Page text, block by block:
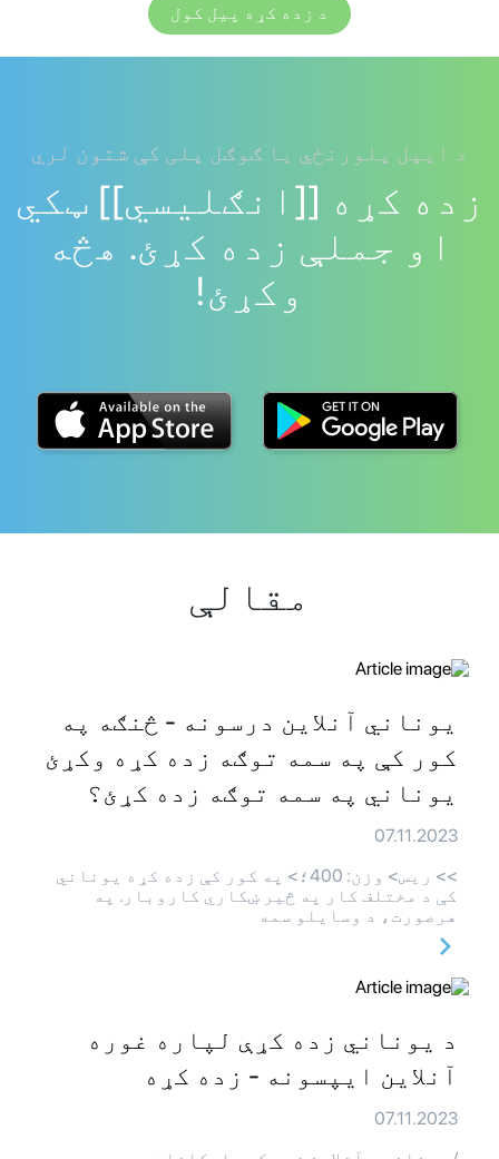
د زده کړه پیل کول
د ایپل پلورنځي یا ګوګل پلی کې شتون لري
زده کړه [[انګلیسي]] ټکي
او جملې زده کړئ. هڅه
وکړئ!
مقالې
یوناني آنلاین درسونه - څنګه په
کور کې په سمه توګه زده کړه وکړئ
یوناني په سمه توګه زده کړئ؟
07.11.2023
>> ريس> وزن: 400؛> په کور کې زده کړه یوناني
کې د مختلف کار په څیر ښکاري کاروبار. په
هرصورت، د وسایلو سمه
د یوناني زده کړې لپاره غوره
آنلاین ایپسونه - زده کړه
07.11.2023